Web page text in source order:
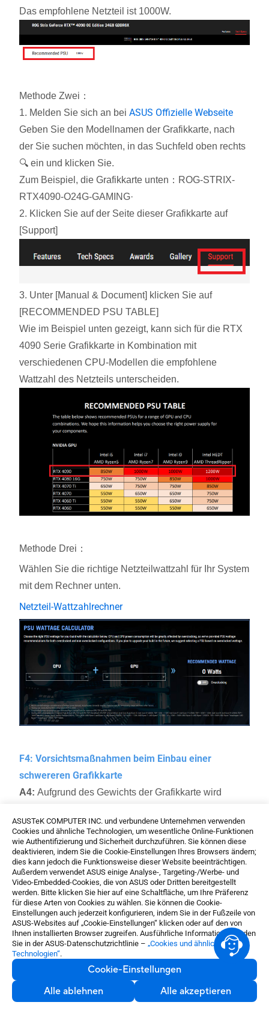
ASUSTeK COMPUTER INC. und verbundene Unternehmen verwenden
Cookies und ähnliche Technologien, um wesentliche Online-Funktionen
wie Authentifizierung und Sicherheit durchzuführen. Sie können diese
deaktivieren, indem Sie die Cookie-Einstellungen Ihres Browsers ändern;
dies kann jedoch die Funktionsweise dieser Website beeinträchtigen.
Außerdem verwendet ASUS einige Analyse-, Targeting-/Werbe- und
Video-Embedded-Cookies, die von ASUS oder Dritten bereitgestellt
werden. Bitte klicken Sie hier auf eine Schaltfläche, um Ihre Präferenz
für diese Arten von Cookies zu wählen. Sie können die Cookie-
Einstellungen auch jederzeit konfigurieren, indem Sie in der Fußzeile von
ASUS-Websites auf „Cookie-Einstellungen“ klicken oder auf den von
Ihnen installierten Browser zugreifen. Ausführliche Informationen finden
Sie in der ASUS-Datenschutzrichtlinie – „Cookies und ähnliche
Technologien“.
Cookie-Einstellungen
Alle ablehnen
Alle akzeptieren
Das empfohlene Netzteil ist 1000W.
Methode Zwei：
1. Melden Sie sich an bei ASUS Offizielle Webseite
Geben Sie den Modellnamen der Grafikkarte, nach
der Sie suchen möchten, in das Suchfeld oben rechts
🔍 ein und klicken Sie.
Zum Beispiel, die Grafikkarte unten：ROG-STRIX-
RTX4090-O24G-GAMING·
2. Klicken Sie auf der Seite dieser Grafikkarte auf
[Support]
3. Unter [Manual & Document] klicken Sie auf
[RECOMMENDED PSU TABLE]
Wie im Beispiel unten gezeigt, kann sich für die RTX
4090 Serie Grafikkarte in Kombination mit
verschiedenen CPU-Modellen die empfohlene
Wattzahl des Netzteils unterscheiden.
Methode Drei：
Wählen Sie die richtige Netzteilwattzahl für Ihr System
mit dem Rechner unten.
Netzteil-Wattzahlrechner
F4: Vorsichtsmaßnahmen beim Einbau einer
schwereren Grafikkarte
A4: Aufgrund des Gewichts der Grafikkarte wird
separat zu verpacken, um Schäden an der Karte im
Gehäuse während des Transports zu vermeiden.
Achten Sie beim Umgang mit dem Computergehäuse,
während die Grafikkarte installiert ist, darauf,
Beschädigungen zu vermeiden. Sie können die
Stabilität der Grafikkarte auch verbessern, indem Sie
eine Grafikkartenhalterung im Gehäuse
installieren.
Weitere Informationen zu Grafikkartenhalterungen
finden Sie auf der offiziellen Webseite:
Graphics Card Holder